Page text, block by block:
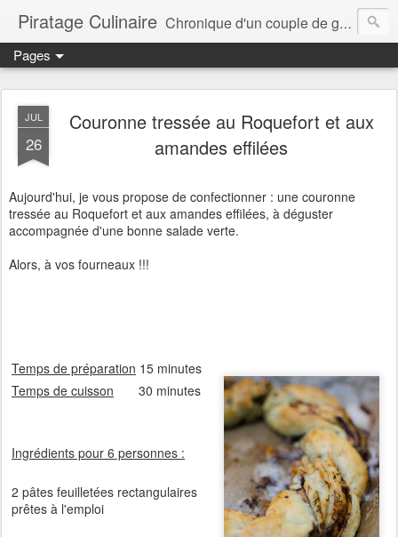
Piratage Culinaire Chronique d'un couple de gourmands
Pages
JUL
26
Couronne tressée au Roquefort et aux
amandes effilées
Aujourd'hui, je vous propose de confectionner : une couronne
tressée au Roquefort et aux amandes effilées, à déguster
accompagnée d'une bonne salade verte.
Alors, à vos fourneaux !!!
Temps de préparation 15 minutes
Temps de cuisson 30 minutes
Ingrédients pour 6 personnes :
2 pâtes feuilletées rectangulaires
prêtes à l'emploi